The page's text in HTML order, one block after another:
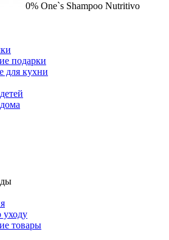
0% One`s Shampoo Nutritivo
подарки
для кухни
уходу
товары